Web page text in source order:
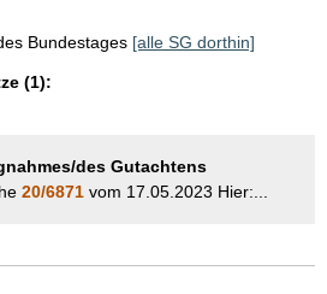
Bundestages [alle SG dorthin]
(1):
des Gutachtens
20/6871 vom 17.05.2023 Hier:...